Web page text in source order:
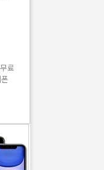
료